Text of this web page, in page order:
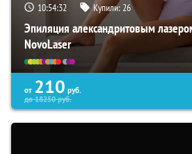
10:54:31 Купили:26
Эпиляция александритовым
NovoLaser
от 210 руб.
до18250руб.